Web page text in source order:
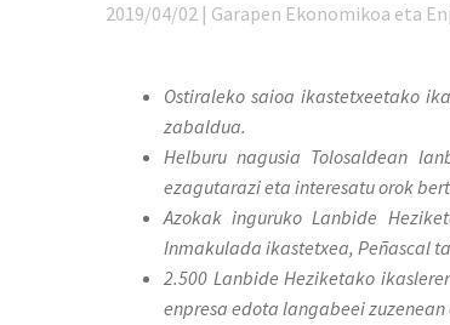
2019/04/02 | Garapen Ekonomikoa eta
Ostiraleko saioa ikastetxeetako
zabaldua.
Helburu nagusia Tolosaldean
ezagutarazi eta interesatu orok
Azokak inguruko Lanbide
Inmakulada ikastetxea, Peñascal
2.500 Lanbide Heziketako
enpresa edota langabeei